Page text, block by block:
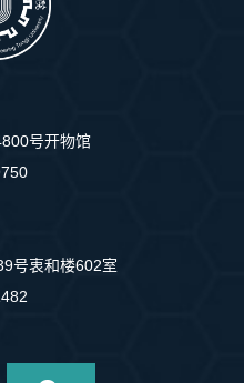
号开物馆
号衷和楼602室